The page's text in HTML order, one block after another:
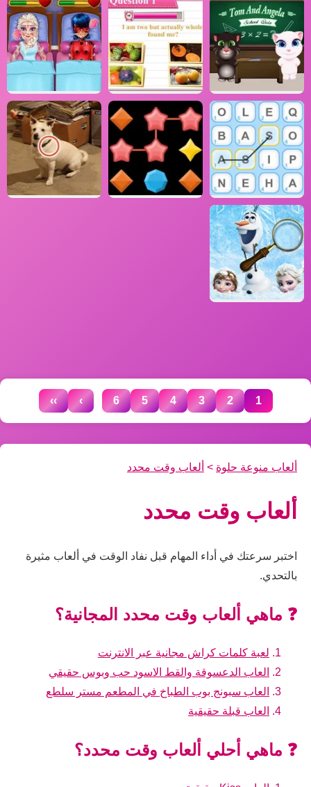
1
2
3
4
5
6
...
›
››
ألعاب منوعة حلوة > ألعاب وقت محدد
ألعاب وقت محدد
اختبر سرعتك في أداء المهام قبل نفاد الوقت في ألعاب مثيرة
بالتحدي.
❓ ماهي ألعاب وقت محدد المجانية؟
لعبة كلمات كراش مجانية عبر الانترنت
العاب الدعسوقة والقط الاسود حب وبوس حقيقي
العاب سبونج بوب الطباخ في المطعم مستر سلطع
العاب قبلة حقيقية
❓ ماهي أحلي ألعاب وقت محدد؟